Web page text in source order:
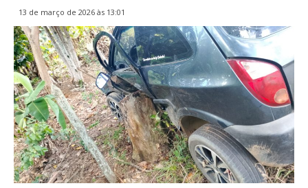
13 de março de 2026 às 13:01